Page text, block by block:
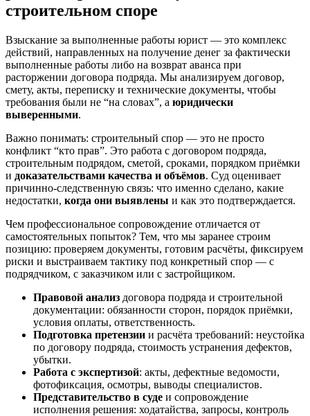
строительном споре
Взыскание за выполненные работы юрист — это комплекс
действий, направленных на получение денег за фактически
выполненные работы либо на возврат аванса при
расторжении договора подряда. Мы анализируем договор,
смету, акты, переписку и технические документы, чтобы
требования были не “на словах”, а юридически
выверенными.
Важно понимать: строительный спор — это не просто
конфликт “кто прав”. Это работа с договором подряда,
строительным подрядом, сметой, сроками, порядком приёмки
и доказательствами качества и объёмов. Суд оценивает
причинно-следственную связь: что именно сделано, какие
недостатки, когда они выявлены и как это подтверждается.
Чем профессиональное сопровождение отличается от
самостоятельных попыток? Тем, что мы заранее строим
позицию: проверяем документы, готовим расчёты, фиксируем
риски и выстраиваем тактику под конкретный спор — с
подрядчиком, с заказчиком или с застройщиком.
Правовой анализ договора подряда и строительной
документации: обязанности сторон, порядок приёмки,
условия оплаты, ответственность.
Подготовка претензии и расчёта требований: неустойка
по договору подряда, стоимость устранения дефектов,
убытки.
Работа с экспертизой: акты, дефектные ведомости,
фотофиксация, осмотры, выводы специалистов.
Представительство в суде и сопровождение
исполнения решения: ходатайства, запросы, контроль